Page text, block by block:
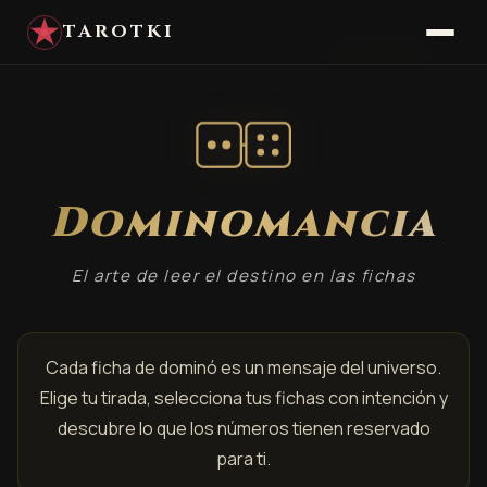
TAROTKI
Dominomancia
El arte de leer el destino en las fichas
Cada ficha de dominó es un mensaje del universo.
Elige tu tirada, selecciona tus fichas con intención y
descubre lo que los números tienen reservado
para ti.